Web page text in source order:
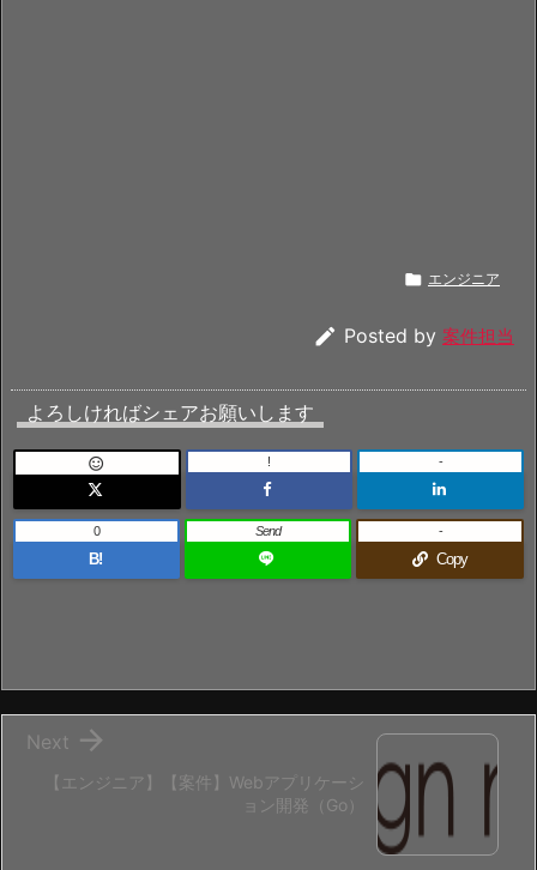
 エンジニア
 Posted by 案件担当
よろしければシェアお願いします
 ! -
B!
0 Send
Copy
-
【エンジニア】【案件】Webアプリケーシ
ョン開発（Go）

Next